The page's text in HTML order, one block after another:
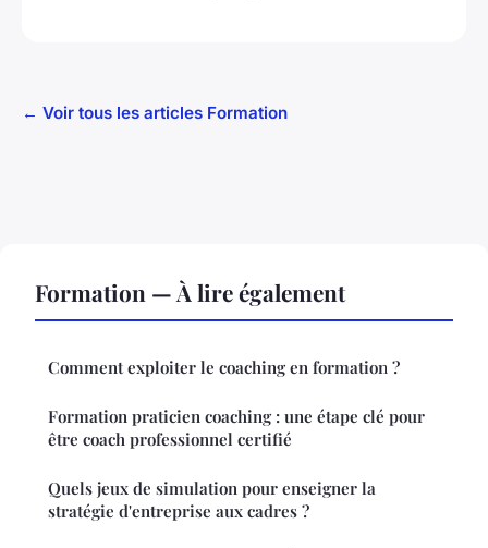
← Voir tous les articles Formation
Formation — À lire également
Comment exploiter le coaching en formation ?
Formation praticien coaching : une étape clé pour
être coach professionnel certifié
Quels jeux de simulation pour enseigner la
stratégie d'entreprise aux cadres ?